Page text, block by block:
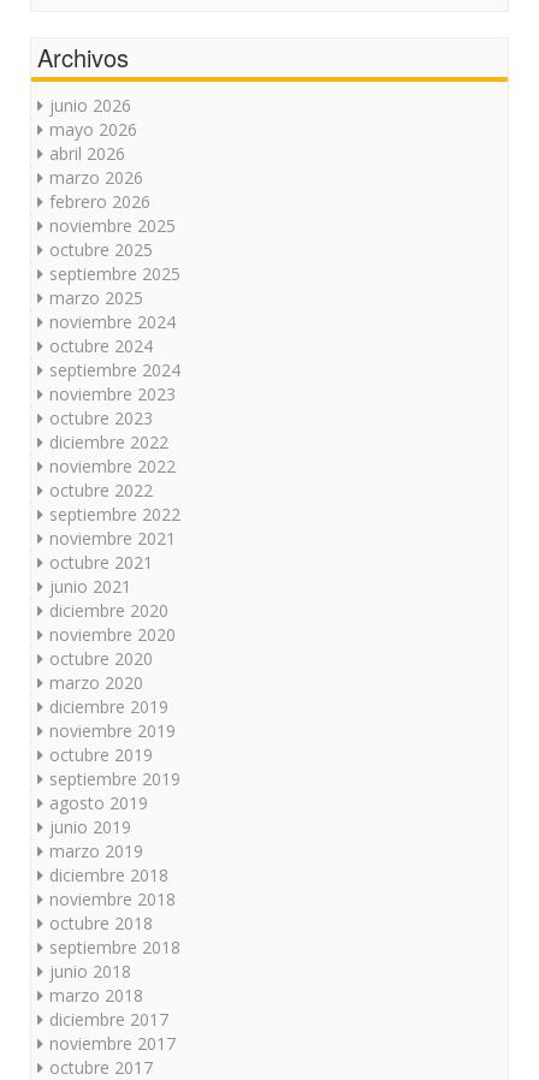
Archivos
junio 2026
mayo 2026
abril 2026
marzo 2026
febrero 2026
noviembre 2025
octubre 2025
septiembre 2025
marzo 2025
noviembre 2024
octubre 2024
septiembre 2024
noviembre 2023
octubre 2023
diciembre 2022
noviembre 2022
octubre 2022
septiembre 2022
noviembre 2021
octubre 2021
junio 2021
diciembre 2020
noviembre 2020
octubre 2020
marzo 2020
diciembre 2019
noviembre 2019
octubre 2019
septiembre 2019
agosto 2019
junio 2019
marzo 2019
diciembre 2018
noviembre 2018
octubre 2018
septiembre 2018
junio 2018
marzo 2018
diciembre 2017
noviembre 2017
octubre 2017